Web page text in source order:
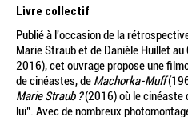
Livre collectif
Publié à l'occasion de la
Marie Straub et de Danièle Huillet
2016), cet ouvrage propose une
de cinéastes, de Machorka-Muff
Marie Straub ?(2016) où le cinéaste
lui". Avec de nombreux